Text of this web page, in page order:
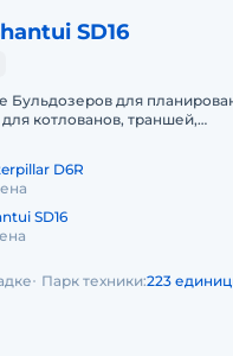
SD16
Бульдозеров для
котлованов, траншей,
D6R
SD16
Парк техники:223